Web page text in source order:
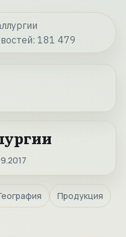
181 479
Продукция